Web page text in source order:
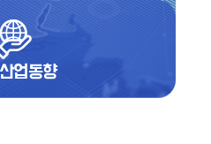
업동향